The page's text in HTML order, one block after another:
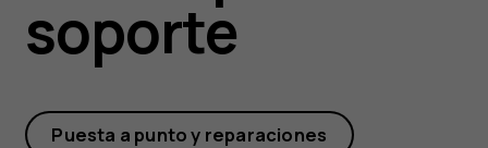
disponibles?
soporte
Puesta a punto y reparaciones